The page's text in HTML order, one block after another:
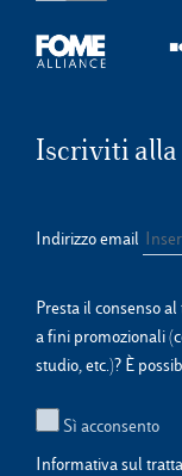
Iscriviti alla
Indirizzo email
Presta il consenso
a fini promozionali
studio, etc.)? È
Sì acconsento
Informativa sul